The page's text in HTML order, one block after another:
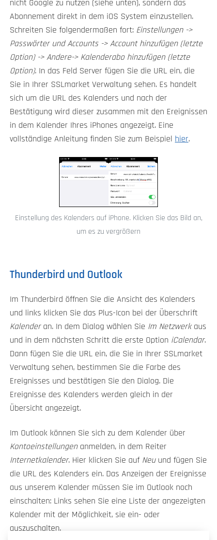
nicht Google zu nutzen (siehe unten), sondern das
Abonnement direkt in dem iOS System einzustellen.
Schreiten Sie folgendermaßen fort: Einstellungen ->
Passwörter und Accounts -> Account hinzufügen (letzte
Option) -> Andere-> Kalenderabo hinzufügen (letzte
Option). In das Feld Server fügen Sie die URL ein, die
Sie in Ihrer SSLmarket Verwaltung sehen. Es handelt
sich um die URL des Kalenders und nach der
Bestätigung wird dieser zusammen mit den Ereignissen
in dem Kalender Ihres iPhones angezeigt. Eine
vollständige Anleitung finden Sie zum Beispiel
hier.
Einstellung des Kalenders auf iPhone. Klicken Sie das Bild an,
um es zu vergrößern
Thunderbird und Outlook
Im Thunderbird öffnen Sie die Ansicht des Kalenders
und links klicken Sie das Plus-Icon bei der Überschrift
Kalenderan. In dem Dialog wählen Sie Im Netzwerkaus
und in dem nächsten Schritt die erste Option iCalendar.
Dann fügen Sie die URL ein, die Sie in Ihrer SSLmarket
Verwaltung sehen, bestimmen Sie die Farbe des
Ereignisses und bestätigen Sie den Dialog. Die
Ereignisse des Kalenders werden gleich in der
Übersicht angezeigt.
Im Outlook können Sie sich zu dem Kalender über
Kontoeinstellungenanmelden, in dem Reiter
Internetkalender. Hier klicken Sie auf Neuund fügen Sie
die URL des Kalenders ein. Das Anzeigen der Ereignisse
aus unserem Kalender müssen Sie im Outlook noch
einschalten: Links sehen Sie eine Liste der angezeigten
Kalender mit der Möglichkeit, sie ein- oder
auszuschalten.